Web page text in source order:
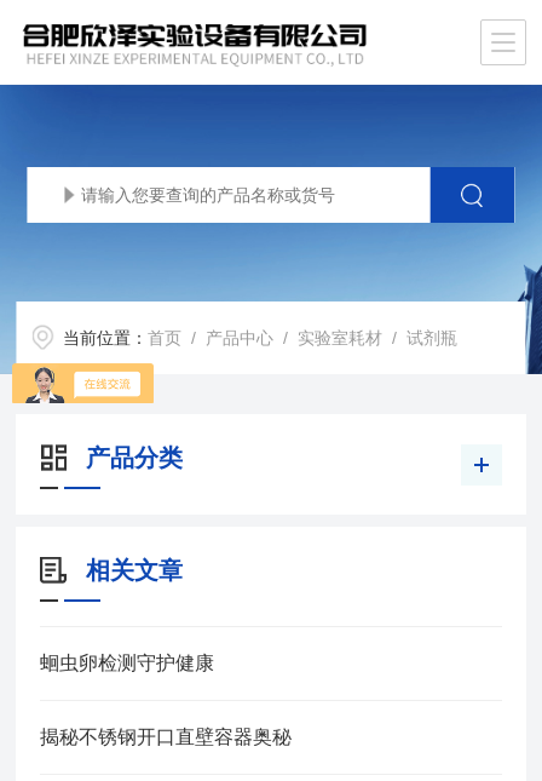
当前位置：首页 / 产品中心 / 实验室耗材 /试剂瓶
产品分类
相关文章
蛔虫卵检测守护健康
揭秘不锈钢开口直壁容器奥秘